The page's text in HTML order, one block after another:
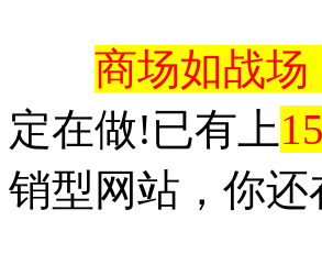
商场如战
定在做!已有上
销型网站，你